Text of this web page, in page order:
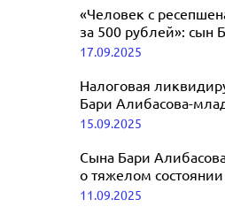
«Человек с
за 500 рублей»: сын
раскрыл правду о
17.09.2025
Налоговая
Бари Алибасова-
15.09.2025
Сына Бари
о тяжелом состоянии
11.09.2025